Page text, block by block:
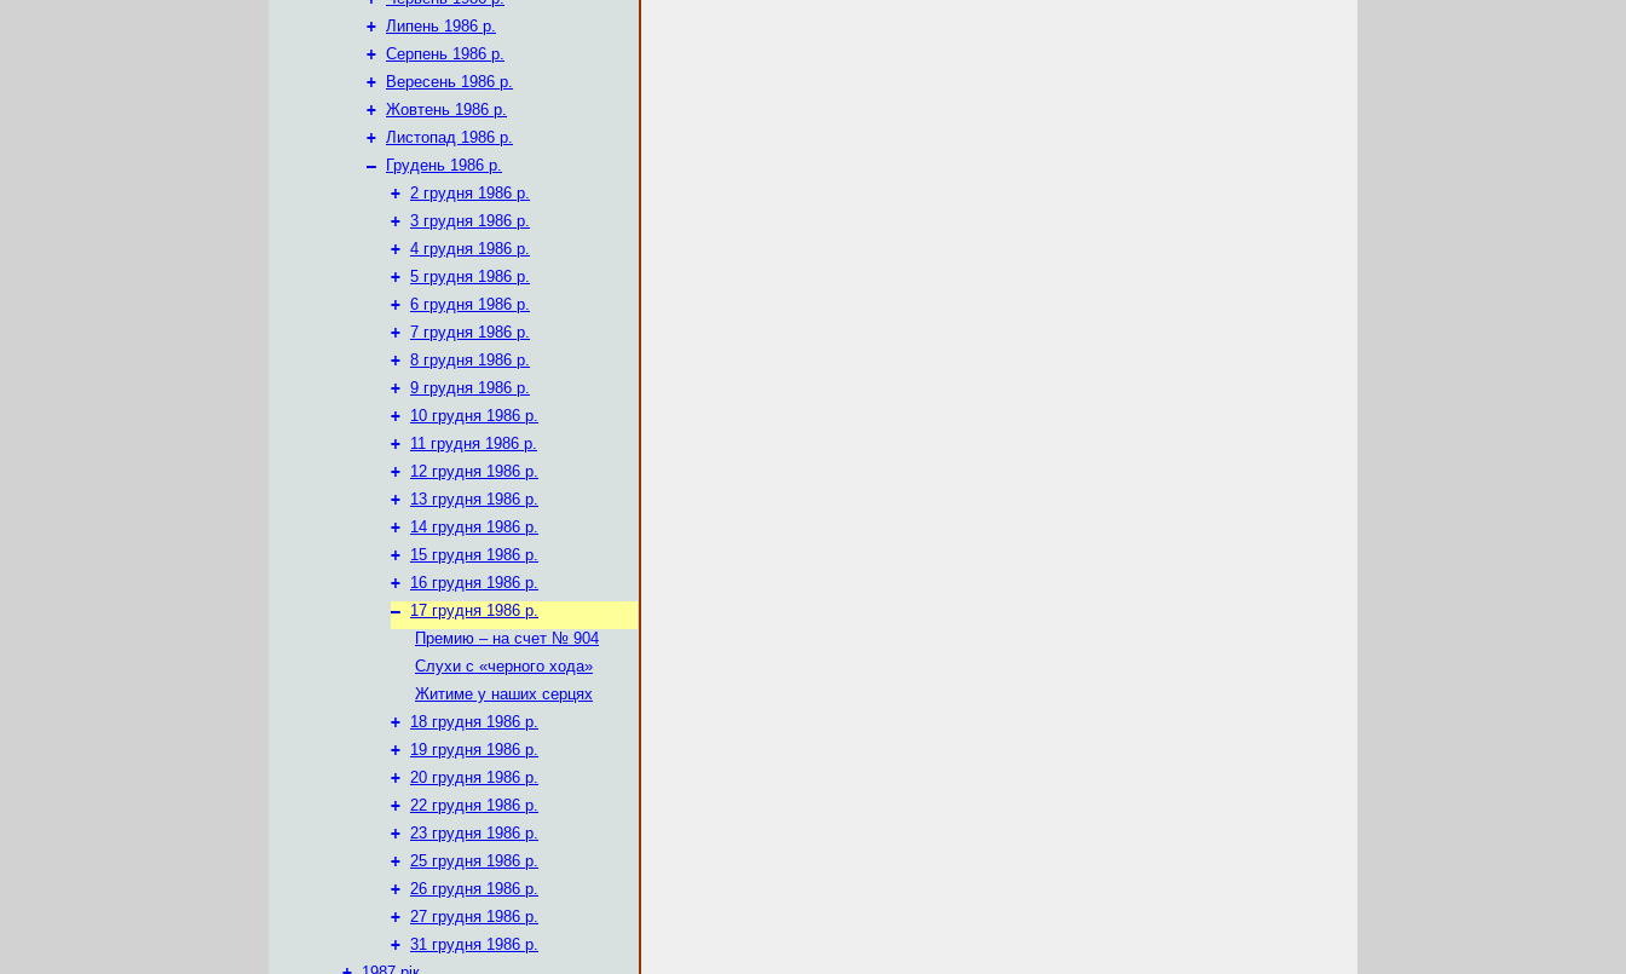
+ Липень 1986 р.
+ Серпень 1986 р.
+
Вересень 1986 р.
+ Жовтень 1986 р.
+ Листопад 1986 р.
–
Грудень 1986 р.
+ 2 грудня 1986 р.
+ 3 грудня 1986 р.
+ 4 грудня 1986 р.
+ 5 грудня 1986 р.
+ 6 грудня 1986 р.
+ 7 грудня 1986 р.
+ 8 грудня 1986 р.
+ 9 грудня 1986 р.
+ 10 грудня 1986 р.
+ 11 грудня 1986 р.
+ 12 грудня 1986 р.
+ 13 грудня 1986 р.
+ 14 грудня 1986 р.
+ 15 грудня 1986 р.
+ 16 грудня 1986 р.
– 17 грудня 1986 р.
Премию – на счет № 904
Слухи с «черного хода»
Житиме у наших серцях
+ 18 грудня 1986 р.
+ 19 грудня 1986 р.
+ 20 грудня 1986 р.
+ 22 грудня 1986 р.
+ 23 грудня 1986 р.
+ 25 грудня 1986 р.
+ 26 грудня 1986 р.
+ 27 грудня 1986 р.
+ 31 грудня 1986 р.